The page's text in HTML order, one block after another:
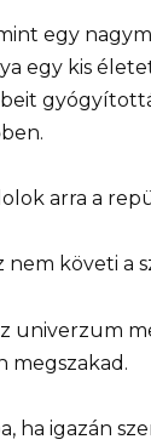
egy
egy kis
arra a
nem követi a
univerzum
megszakad.
ha igazán